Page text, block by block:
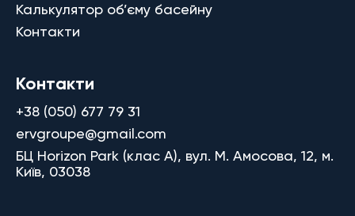
Калькулятор об’єму басейну
Контакти
Контакти
+38 (050) 677 79 31
ervgroupe@gmail.com
БЦ Horizon Park (клас A), вул. М. Амосова, 12, м.
Київ, 03038